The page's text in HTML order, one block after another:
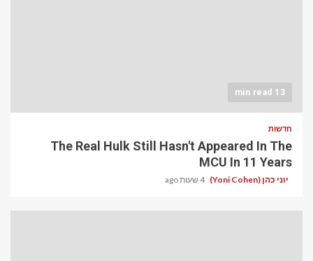
13 min read
חדשות
The Real Hulk Still Hasn't Appeared In The
MCU In 11 Years
יוני כהן (Yoni Cohen) 4 שעות ago